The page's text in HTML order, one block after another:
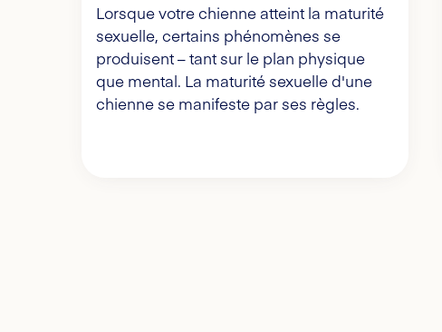
Lorsque votre chienne atteint la maturité
sexuelle, certains phénomènes se
produisent – tant sur le plan physique
que mental. La maturité sexuelle d'une
chienne se manifeste par ses règles.